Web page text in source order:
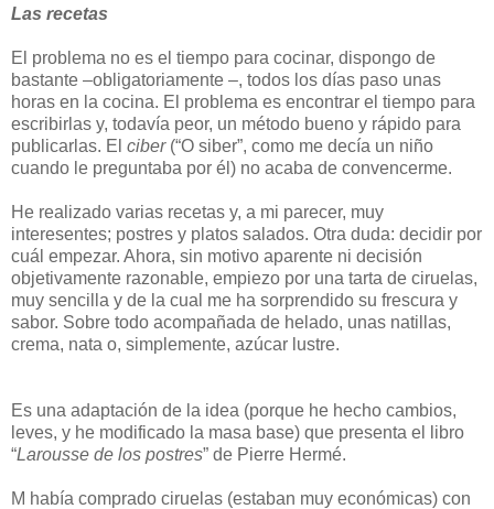
Las recetas
El problema no es el tiempo para cocinar, dispongo de
bastante –obligatoriamente –, todos los días paso unas
horas en la cocina. El problema es encontrar el tiempo para
escribirlas y, todavía peor, un método bueno y rápido para
publicarlas. El ciber(“O siber”, como me decía un niño
cuando le preguntaba por él) no acaba de convencerme.
He realizado varias recetas y, a mi parecer, muy
interesentes; postres y platos salados. Otra duda: decidir por
cuál empezar. Ahora, sin motivo aparente ni decisión
objetivamente razonable, empiezo por una tarta de ciruelas,
muy sencilla y de la cual me ha sorprendido su frescura y
sabor. Sobre todo acompañada de helado, unas natillas,
crema, nata o, simplemente, azúcar lustre.
Es una adaptación de la idea (porque he hecho cambios,
leves, y he modificado la masa base) que presenta el libro
“Larousse de los postres” de Pierre Hermé.
M había comprado ciruelas (estaban muy económicas) con